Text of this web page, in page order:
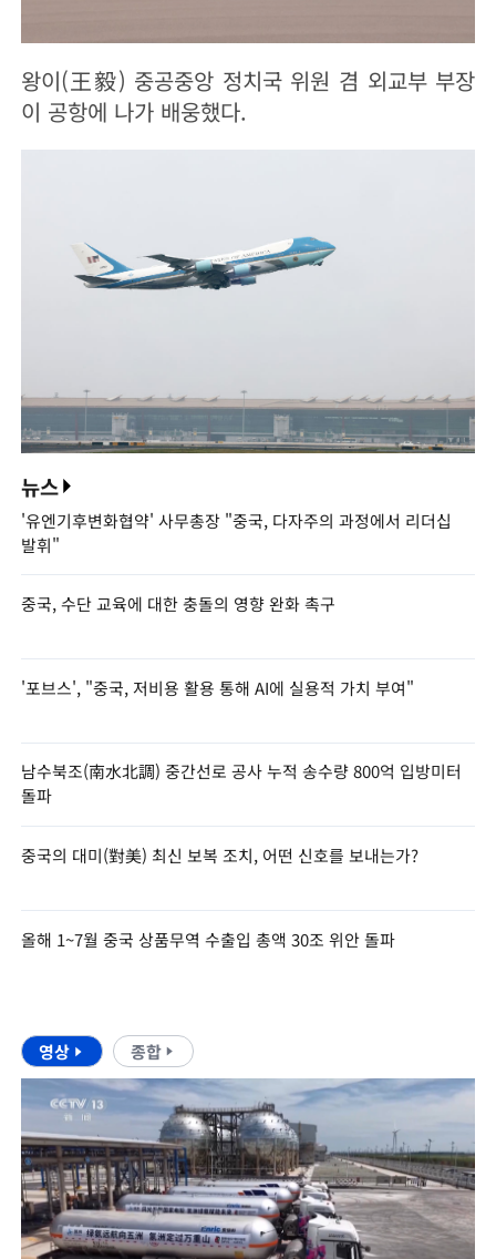
왕이(王毅) 중공중앙 정치국 위원 겸 외교부 부장
이 공항에 나가 배웅했다.
뉴스
'유엔기후변화협약' 사무총장 "중국, 다자주의 과정에서 리더십
발휘"
중국, 수단 교육에 대한 충돌의 영향 완화 촉구
'포브스', "중국, 저비용 활용 통해 AI에 실용적 가치 부여"
남수북조(南水北調) 중간선로 공사 누적 송수량 800억 입방미터
돌파
중국의 대미(對美) 최신 보복 조치, 어떤 신호를 보내는가?
올해 1~7월 중국 상품무역 수출입 총액 30조 위안 돌파
영상 종합